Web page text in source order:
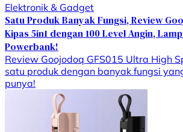
Elektronik & Gadget
Satu Produk Banyak Fungsi, Review
Kipas 5in1 dengan 100 Level Angin,
Powerbank!
Review Goojodoq GFS015 Ultra High
satu produk dengan banyak fungsi
punya!